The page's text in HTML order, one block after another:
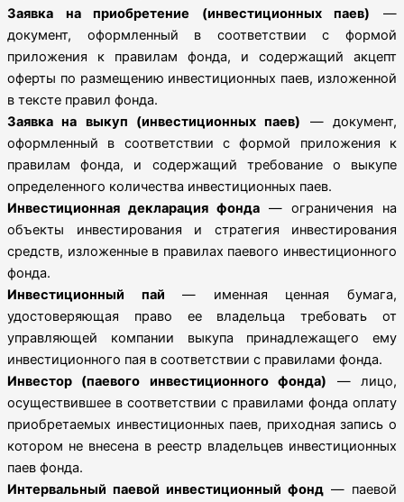
Заявка на приобретение (инвестиционных паев) —
документ, оформленный в соответствии с формой
приложения к правилам фонда, и содержащий акцепт
оферты по размещению инвестиционных паев, изложенной
в тексте правил фонда.
Заявка на выкуп (инвестиционных паев) — документ,
оформленный в соответствии с формой приложения к
правилам фонда, и содержащий требование о выкупе
определенного количества инвестиционных паев.
Инвестиционная декларация фонда — ограничения на
объекты инвестирования и стратегия инвестирования
средств, изложенные в правилах паевого инвестиционного
фонда.
Инвестиционный пай — именная ценная бумага,
удостоверяющая право ее владельца требовать от
управляющей компании выкупа принадлежащего ему
инвестиционного пая в соответствии с правилами фонда.
Инвестор (паевого инвестиционного фонда) — лицо,
осуществившее в соответствии с правилами фонда оплату
приобретаемых инвестиционных паев, приходная запись о
котором не внесена в реестр владельцев инвестиционных
паев фонда.
Интервальный паевой инвестиционный фонд — паевой